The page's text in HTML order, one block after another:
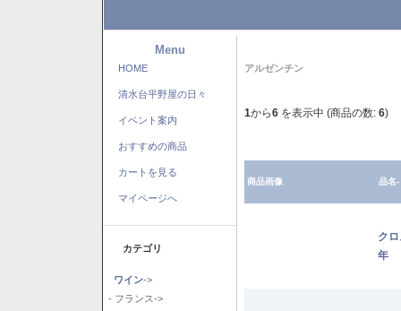
Menu
HOME
清水台平野屋の日々
イベント案内
おすすめの商品
カートを見る
マイページへ
カテゴリ
ワイン->
- フランス->
アルゼンチン
1から6 を表示中 (商品の数: 6)
商品画像 品名-
ク
年